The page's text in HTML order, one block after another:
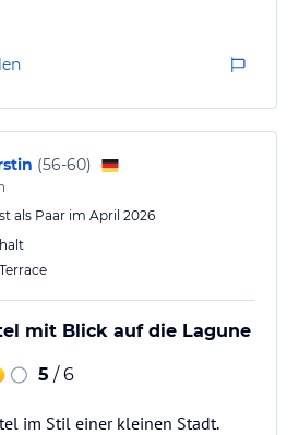
(56-60)
als Paar im April 2026
mit Blick auf die Lagune
5 / 6
im Stil einer kleinen Stadt.